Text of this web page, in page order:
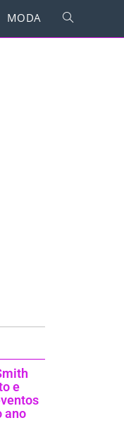
MODA
e
ano